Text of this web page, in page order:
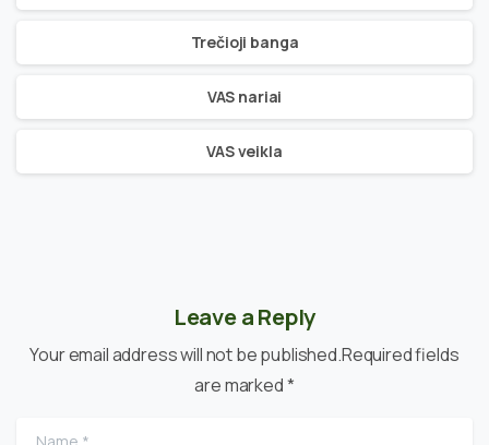
Trečioji banga
VAS nariai
VAS veikla
Leave a Reply
Your email address will not be published.Required fields
are marked *
Name